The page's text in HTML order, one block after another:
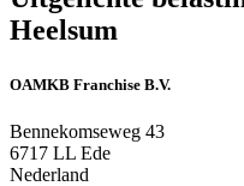
Heelsum
OAMKB Franchise B.V.
Bennekomseweg 43
6717 LL Ede
Nederland